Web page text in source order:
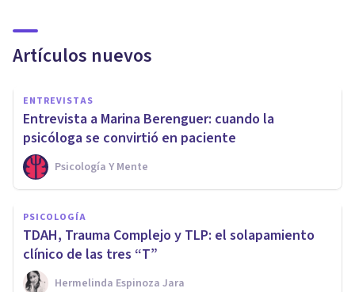
Artículos nuevos
ENTREVISTAS
Entrevista a Marina Berenguer: cuando la
psicóloga se convirtió en paciente
Psicología Y Mente
PSICOLOGÍA
TDAH, Trauma Complejo y TLP: el solapamiento
clínico de las tres “T”
Hermelinda Espinoza Jara